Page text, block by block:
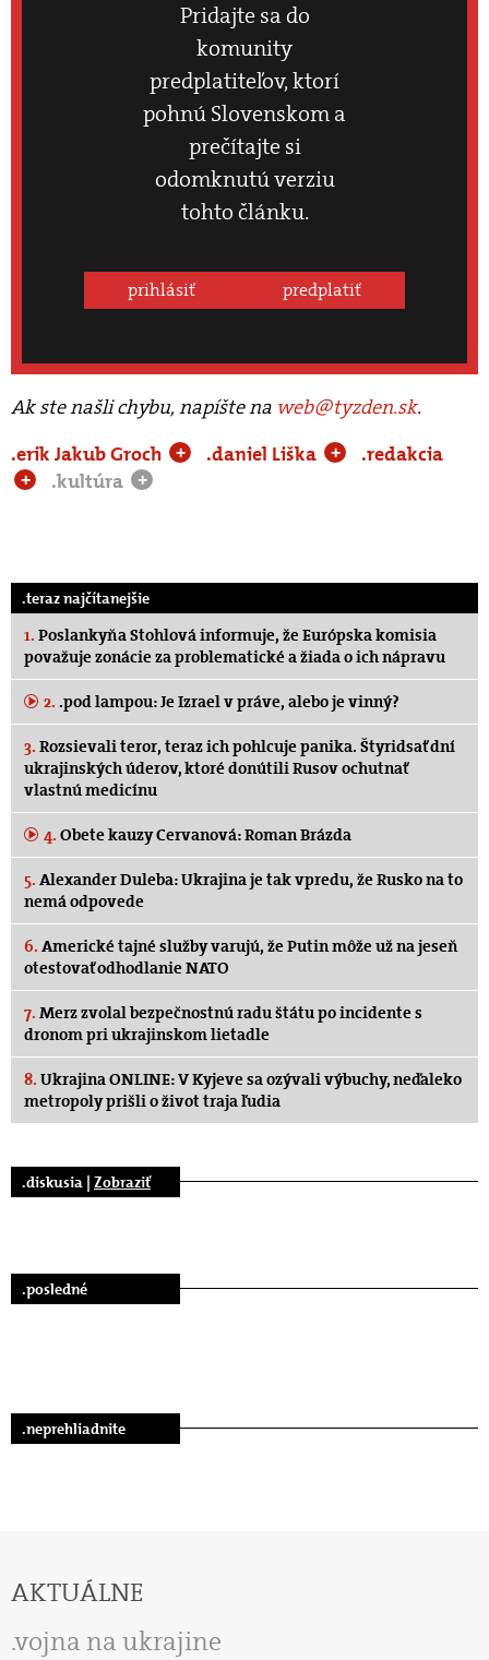
Pridajte sa do
komunity
predplatiteľov, ktorí
pohnú Slovenskom a
prečítajte si
odomknutú verziu
tohto článku.
prihlásiť predplatiť
Ak ste našli chybu, napíšte na web@tyzden.sk.
.erik Jakub Groch
+ .daniel Liška + .redakcia
+ .kultúra +
.teraz najčítanejšie
1. Poslankyňa Stohlová informuje, že Európska komisia
považuje zonácie za problematické a žiada o ich nápravu
2. .pod lampou: Je Izrael v práve, alebo je vinný?
3. Rozsievali teror, teraz ich pohlcuje panika. Štyridsať dní
ukrajinských úderov, ktoré donútili Rusov ochutnať
vlastnú medicínu
4. Obete kauzy Cervanová: Roman Brázda
5. Alexander Duleba: Ukrajina je tak vpredu, že Rusko na to
nemá odpovede
6. Americké tajné služby varujú, že Putin môže už na jeseň
otestovať odhodlanie NATO
7. Merz zvolal bezpečnostnú radu štátu po incidente s
dronom pri ukrajinskom lietadle
8. Ukrajina ONLINE: V Kyjeve sa ozývali výbuchy, neďaleko
metropoly prišli o život traja ľudia
.diskusia | Zobraziť
.posledné
.neprehliadnite
AKTUÁLNE
vojna na ukrajine